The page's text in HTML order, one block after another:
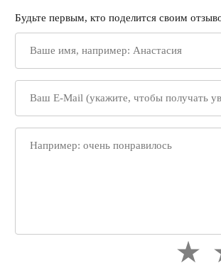
Будьте первым, кто поделится своим